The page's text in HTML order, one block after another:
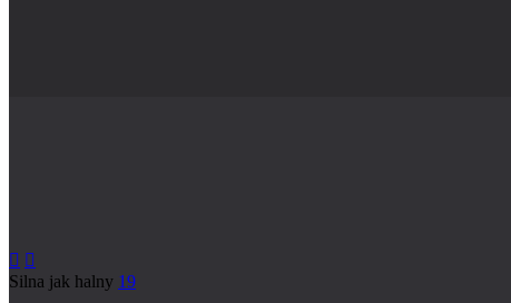
 
Silna jak halny 19